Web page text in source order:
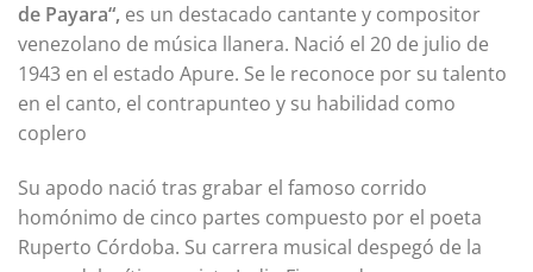
de Payara“, es un destacado cantante y compositor
venezolano de música llanera. Nació el 20 de julio de
1943 en el estado Apure. Se le reconoce por su talento
en el canto, el contrapunteo y su habilidad como
coplero
Su apodo nació tras grabar el famoso corrido
homónimo de cinco partes compuesto por el poeta
Ruperto Córdoba. Su carrera musical despegó de la